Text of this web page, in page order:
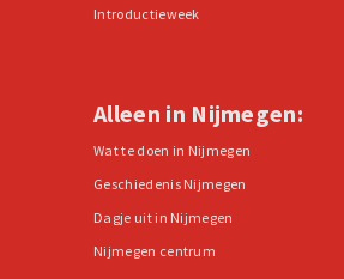
Introductieweek
Alleen in Nijmegen:
Wat te doen in Nijmegen
Geschiedenis Nijmegen
Dagje uit in Nijmegen
Nijmegen centrum